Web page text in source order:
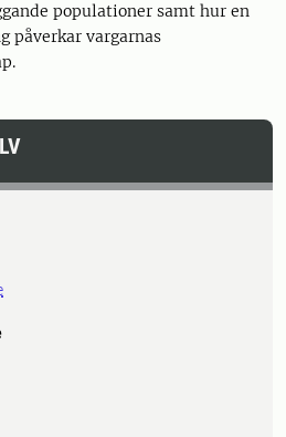
populationer samt hur en
påverkar vargarnas